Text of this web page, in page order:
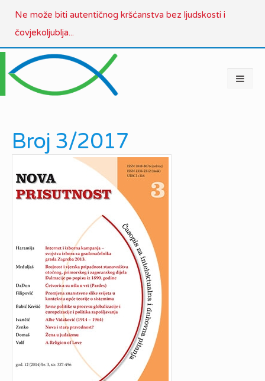
Ne može biti autentičnog kršćanstva bez ljudskosti i
čovjekoljublja...
Broj 3/2017